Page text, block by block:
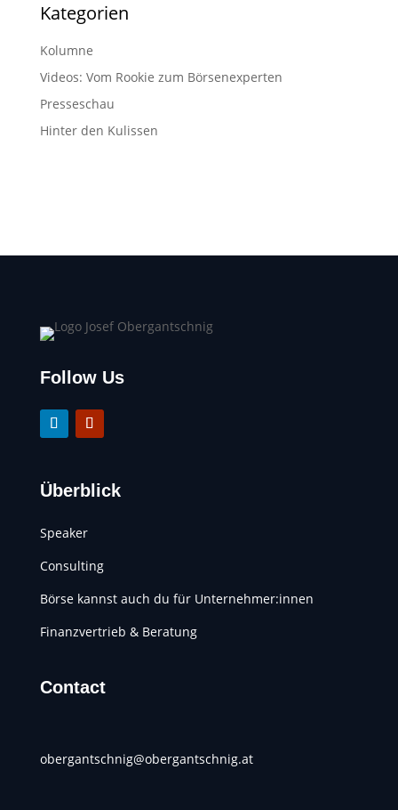
Kategorien
Kolumne
Videos: Vom Rookie zum Börsenexperten
Presseschau
Hinter den Kulissen
Follow Us
Überblick
Speaker
Consulting
Börse kannst auch du für Unternehmer:innen
Finanzvertrieb & Beratung
Contact
obergantschnig@obergantschnig.at